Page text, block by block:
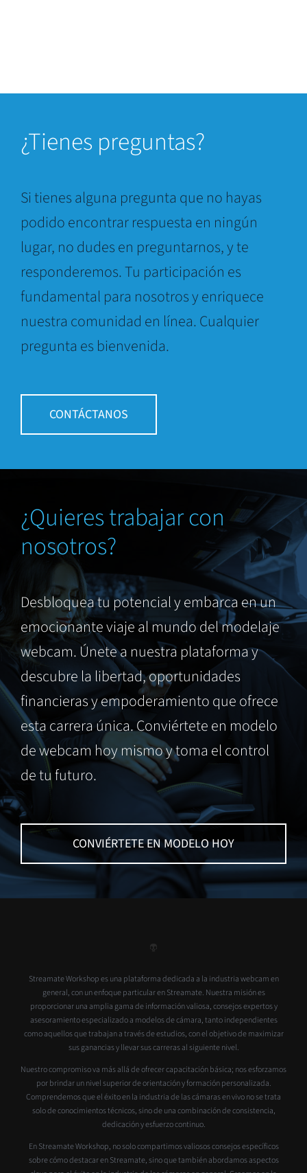
¿Tienes preguntas?
Si tienes alguna pregunta que no hayas
podido encontrar respuesta en ningún
lugar, no dudes en preguntarnos, y te
responderemos. Tu participación es
fundamental para nosotros y enriquece
nuestra comunidad en línea. Cualquier
pregunta es bienvenida.
CONTÁCTANOS
¿Quieres trabajar con
nosotros?
Desbloquea tu potencial y embarca en un
emocionante viaje al mundo del modelaje
webcam. Únete a nuestra plataforma y
descubre la libertad, oportunidades
financieras y empoderamiento que ofrece
esta carrera única. Conviértete en modelo
de webcam hoy mismo y toma el control
de tu futuro.
CONVIÉRTETE EN MODELO HOY
Streamate Workshop es una plataforma dedicada a la industria webcam en
general, con un enfoque particular en Streamate. Nuestra misión es
proporcionar una amplia gama de información valiosa, consejos expertos y
asesoramiento especializado a modelos de cámara, tanto independientes
como aquellos que trabajan a través de estudios, con el objetivo de maximizar
sus ganancias y llevar sus carreras al siguiente nivel.
Nuestro compromiso va más allá de ofrecer capacitación básica; nos esforzamos
por brindar un nivel superior de orientación y formación personalizada.
Comprendemos que el éxito en la industria de las cámaras en vivo no se trata
solo de conocimientos técnicos, sino de una combinación de consistencia,
dedicación y esfuerzo continuo.
En Streamate Workshop, no solo compartimos valiosos consejos específicos
sobre cómo destacar en Streamate, sino que también abordamos aspectos